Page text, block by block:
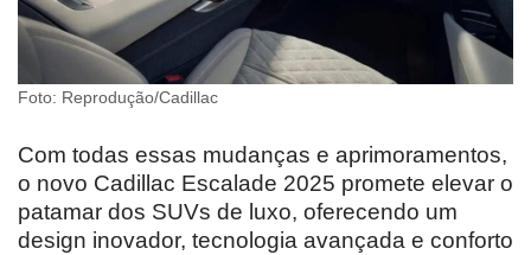
Foto: Reprodução/Cadillac
Com todas essas mudanças e aprimoramentos,
o novo Cadillac Escalade 2025 promete elevar o
patamar dos SUVs de luxo, oferecendo um
design inovador, tecnologia avançada e conforto